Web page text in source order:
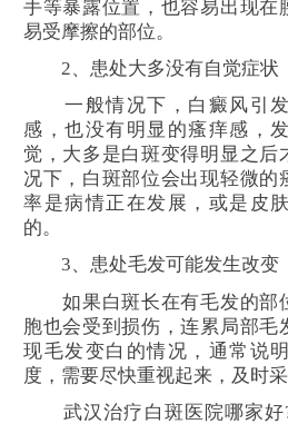
手等暴露位置，也容易出现在
易受摩擦的部位。
2、患处大多没有自觉症状
一般情况下，白癜风引发
感，也没有明显的瘙痒感，
觉，大多是白斑变得明显之后
况下，白斑部位会出现轻微的
率是病情正在发展，或是皮
的。
3、患处毛发可能发生改变
如果白斑长在有毛发的部
胞也会受到损伤，连累局部毛
现毛发变白的情况，通常说
度，需要尽快重视起来，及时采
武汉治疗白斑医院哪家好